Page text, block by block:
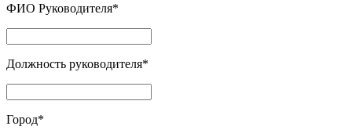
ФИО Руководителя*
Должность руководителя*
Город*